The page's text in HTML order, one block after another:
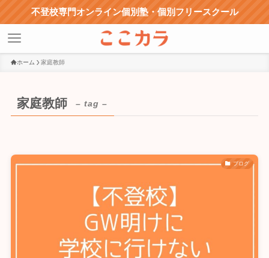
不登校専門オンライン個別塾・個別フリースクール
ホーム 家庭教師
家庭教師 – tag –
ブログ